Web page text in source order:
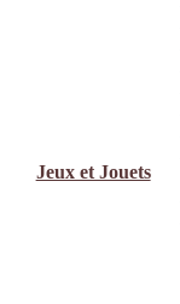
Jeux et Jouets